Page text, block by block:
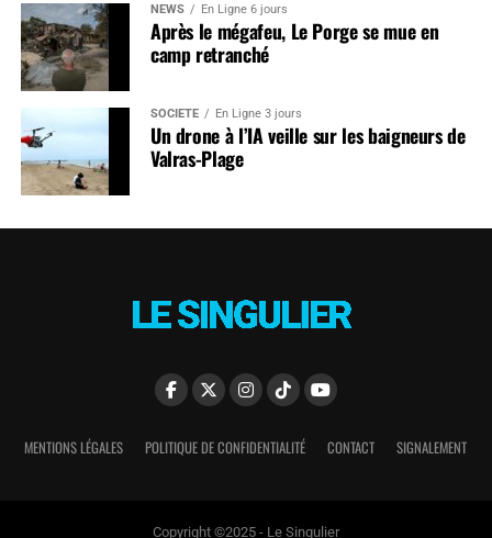
NEWS En Ligne 6 jours
Après le mégafeu, Le Porge se mue en
camp retranché
SOCIÉTÉ En Ligne 3 jours
Un drone à l’IA veille sur les baigneurs de
Valras-Plage
MENTIONS LÉGALES POLITIQUE DE CONFIDENTIALITÉ CONTACT SIGNALEMENT
Copyright ©2025 - Le Singulier